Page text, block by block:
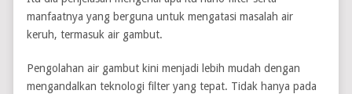
manfaatnya yang berguna untuk mengatasi masalah air
keruh, termasuk air gambut.
Pengolahan air gambut kini menjadi lebih mudah dengan
mengandalkan teknologi filter yang tepat. Tidak hanya pada